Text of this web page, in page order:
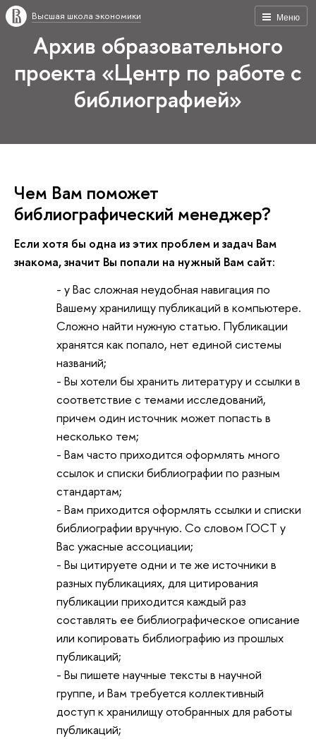
Меню
Высшая школа экономики
Архив образовательного
проекта «Центр по работе с
библиографией»
Чем Вам поможет
библиографический менеджер?
Если хотя бы одна из этих проблем и задач Вам
знакома, значит Вы попали на нужный Вам сайт:
- у Вас сложная неудобная навигация по
Вашему хранилищу публикаций в компьютере.
Сложно найти нужную статью. Публикации
хранятся как попало, нет единой системы
названий;
- Вы хотели бы хранить литературу и ссылки в
соответствие с темами исследований,
причем один источник может попасть в
несколько тем;
- Вам часто приходится оформлять много
ссылок и списки библиографии по разным
стандартам;
- Вам приходится оформлять ссылки и списки
библиографии вручную. Со словом ГОСТ у
Вас ужасные ассоциации;
- Вы цитируете одни и те же источники в
разных публикациях, для цитирования
публикации приходится каждый раз
составлять ее библиографическое описание
или копировать библиографию из прошлых
публикаций;
- Вы пишете научные тексты в научной
группе, и Вам требуется коллективный
доступ к хранилищу отобранных для работы
публикаций;